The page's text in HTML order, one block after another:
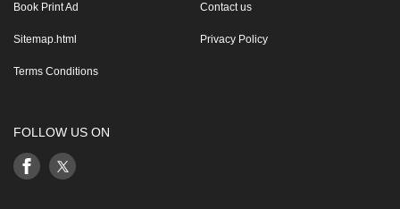
Book Print Ad Contact us
Sitemap.html Privacy Policy
Terms Conditions
FOLLOW US ON